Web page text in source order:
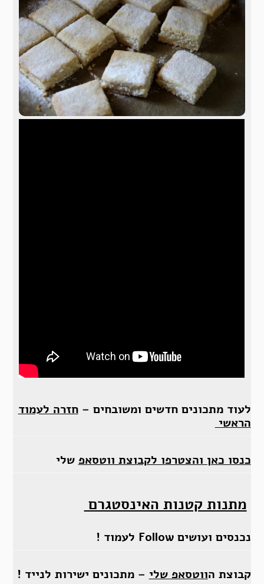
לעוד מתכונים חדשים ומשובחים –חזרה לעמוד
הראשי
כנסו כאן והצטרפו לקבוצת ווטסאפ שלי
מתנות קטנות האינסטגרם
נכנסים ועושים Follow לעמוד !
קבוצת הווטסאפ שלי – מתכונים ישירות לנייד !